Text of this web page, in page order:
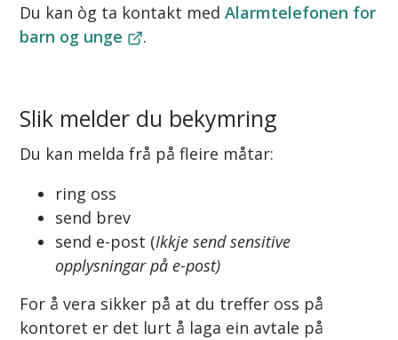
Du kan òg ta kontakt medAlarmtelefonen for
barn og unge
.
Slik melder du bekymring
Du kan melda frå på fleire måtar:
ring oss
send brev
send e-post (Ikkje send sensitive
opplysningar på e-post)
For å vera sikker på at du treffer oss på
kontoret er det lurt å laga ein avtale på